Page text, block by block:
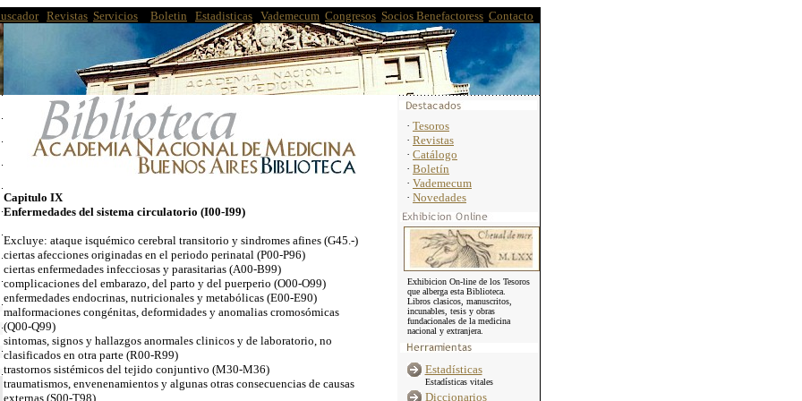
| Revistas Servicios Boletin Estadisticas Vademecum Congresos Socios Benefactoress Contacto
Capitulo IX
Enfermedades del sistema circulatorio (I00-I99)
Excluye: ataque isquémico cerebral transitorio y sindromes afines (G45.-)
ciertas afecciones originadas en el periodo perinatal (P00-P96)
ciertas enfermedades infecciosas y parasitarias (A00-B99)
complicaciones del embarazo, del parto y del puerperio (O00-O99)
enfermedades endocrinas, nutricionales y metabólicas (E00-E90)
malformaciones congénitas, deformidades y anomalias cromosómicas
(Q00-Q99)
sintomas, signos y hallazgos anormales clinicos y de laboratorio, no
clasificados en otra parte (R00-R99)
trastornos sistémicos del tejido conjuntivo (M30-M36)
traumatismos, envenenamientos y algunas otras consecuencias de causas
externas (S00-T98)
· Tesoros
· Revistas
· Catálogo
· Boletín
· Vademecum
· Novedades
Exhibicion On-line de los Tesoros
que alberga esta Biblioteca.
Libros clasicos, manuscritos,
incunables, tesis y obras
fundacionales de la medicina
nacional y extranjera.
Estadísticas
Estadísticas vitales
Diccionarios